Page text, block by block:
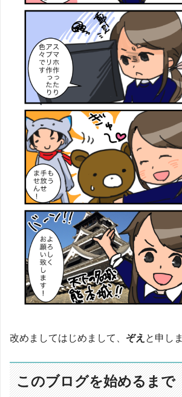
改めましてはじめまして、 ぞえ と申し
このブログを始めるまで